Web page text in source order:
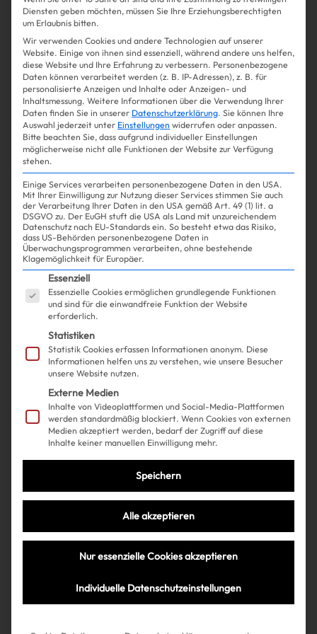
Win Win
Shopping Fashion| 14.07.2025
Zara hat einfach gerade eine
ganze Sommerkollektion mit
Broderie Anglaise gelauncht
Shopping Fashion| 18.06.2025
Wir sind selbst überrascht: Ein
Spitzen-Kopftuch ist das Haar-
Accessoire of the Moment
Mehr lesen
Diensten geben möchten, müssen Sie Ihre Erziehungsberechtigten
um Erlaubnis bitten.
Wir verwenden Cookies und andere Technologien auf unserer
Website. Einige von ihnen sind essenziell, während andere uns helfen,
diese Website und Ihre Erfahrung zu verbessern. Personenbezogene
Daten können verarbeitet werden (z. B. IP-Adressen), z. B. für
personalisierte Anzeigen und Inhalte oder Anzeigen- und
Inhaltsmessung. Weitere Informationen über die Verwendung Ihrer
Daten finden Sie in unserer Datenschutzerklärung. Sie können Ihre
Auswahl jederzeit unter Einstellungen widerrufen oder anpassen.
Bitte beachten Sie, dass aufgrund individueller Einstellungen
möglicherweise nicht alle Funktionen der Website zur Verfügung
stehen.
Einige Services verarbeiten personenbezogene Daten in den USA.
Mit Ihrer Einwilligung zur Nutzung dieser Services stimmen Sie auch
der Verarbeitung Ihrer Daten in den USA gemäß Art. 49 (1) lit. a
DSGVO zu. Der EuGH stuft die USA als Land mit unzureichendem
Datenschutz nach EU-Standards ein. So besteht etwa das Risiko,
dass US-Behörden personenbezogene Daten in
Überwachungsprogrammen verarbeiten, ohne bestehende
Klagemöglichkeit für Europäer.
Es folgt eine Liste der Service-Gruppen, für die
Essenziell
Essenzielle Cookies ermöglichen grundlegende Funktionen
und sind für die einwandfreie Funktion der Website
erforderlich.
Statistiken
Statistik Cookies erfassen Informationen anonym. Diese
Informationen helfen uns zu verstehen, wie unsere Besucher
unsere Website nutzen.
Externe Medien
Inhalte von Videoplattformen und Social-Media-Plattformen
werden standardmäßig blockiert. Wenn Cookies von externen
Medien akzeptiert werden, bedarf der Zugriff auf diese
Inhalte keiner manuellen Einwilligung mehr.
Speichern
Alle akzeptieren
Nur essenzielle Cookies akzeptieren
Individuelle Datenschutzeinstellungen